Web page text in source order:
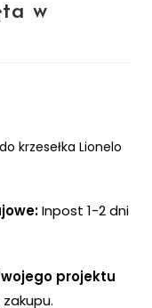
w
krzesełka Lionelo
Inpost 1-2 dni
projektu